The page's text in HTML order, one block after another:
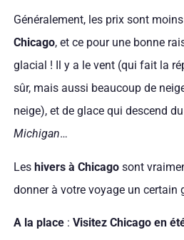
Généralement, les prix sont
Chicago, et ce pour une bonne
glacial ! Il y a le vent (qui fait la
sûr, mais aussi beaucoup de
neige), et de glace qui descend du
Michigan…
Les hivers à Chicagosont
donner à votre voyage un
A la place: Visitez Chicago en